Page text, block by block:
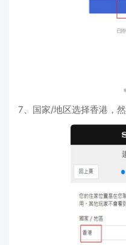
7、国家/地区选择香港，